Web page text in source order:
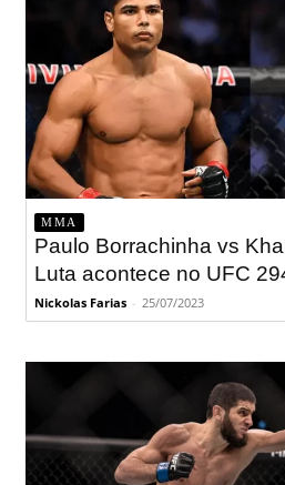
MMA
Paulo Borrachinha vs
Luta acontece no UFC
Nickolas Farias - 25/07/2023